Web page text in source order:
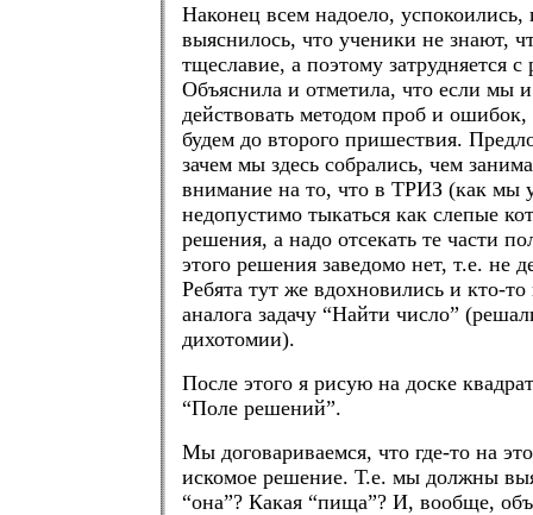
Наконец всем надоело, успокоились,
выяснилось, что ученики не знают,
тщеславие, а поэтому затрудняется
Объяснила и отметила, что если мы
действовать методом проб и ошибок,
будем до второго пришествия.
зачем мы здесь собрались, чем
внимание на то, что в ТРИЗ (как мы
недопустимо тыкаться как слепые
решения, а надо отсекать те части
этого решения заведомо нет, т.е. не
Ребята тут же вдохновились и кто-то
аналога задачу “Найти число”
дихотомии).
После этого я рисую на доске
“Поле решений”.
Мы договариваемся, что где-то на
искомое решение. Т.е. мы должны
“она”? Какая “пища”? И, вообще,